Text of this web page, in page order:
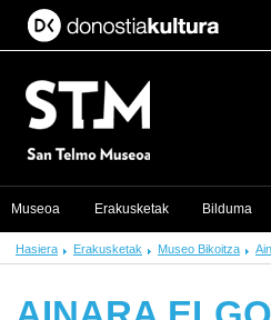
Hasiera Erakusketak Museo Bikoitza
Museoa Erakusketak Bilduma